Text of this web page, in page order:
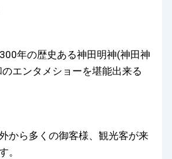
年の歴史ある神田明神(神田神
エンタメショーを堪能出来る
から多くの御客様、観光客が来
。